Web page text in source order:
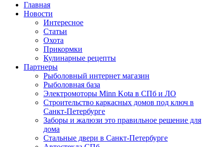
Главная
Новости
Интересное
Статьи
Охота
Прикормки
Кулинарные рецепты
Партнеры
Рыболовный интернет магазин
Рыболовная база
Электромоторы Minn Kota в СПб и ЛО
Строительство каркасных домов под ключ в
Санкт-Петербурге
Заборы и жалюзи это правильное решение для
дома
Стальные двери в Санкт-Петербурге